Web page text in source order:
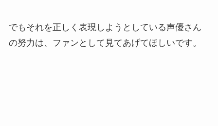
でもそれを正しく表現しようとしている声優さん
の努力は、ファンとして見てあげてほしいです。